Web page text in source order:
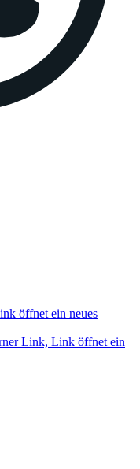
öffnet ein neues
Link, Link öffnet ein